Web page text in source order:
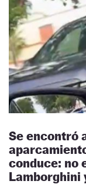
Se encontró
conduce: no
Lamborghini